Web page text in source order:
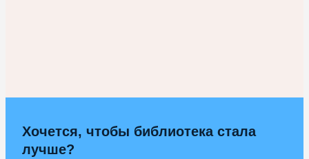
Хочется, чтобы библиотека стала
лучше?